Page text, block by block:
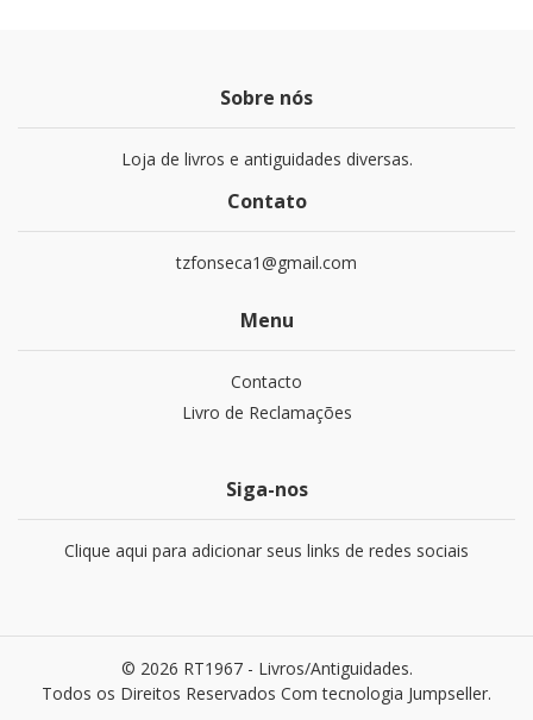
Sobre nós
Loja de livros e antiguidades diversas.
Contato
tzfonseca1@gmail.com
Menu
Contacto
Livro de Reclamações
Siga-nos
Clique aqui para adicionar seus links de redes sociais
© 2026 RT1967 - Livros/Antiguidades.
Todos os Direitos Reservados Com tecnologia Jumpseller.